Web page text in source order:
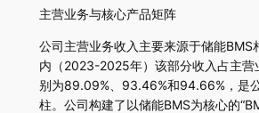
主营业务与核心产品矩阵
公司主营业务收入主要来源于储能BMS
内（2023-2025年）该部分收入占主营
别为89.09%、93.46%和94.66%，是
柱。公司构建了以储能BMS为核心的